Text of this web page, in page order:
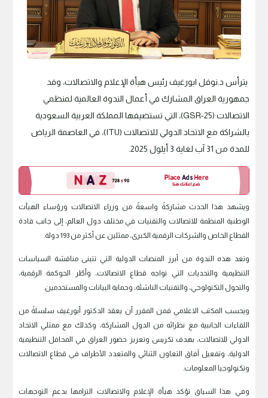
يترأس د.نوفل ابورغيف رئيس هيأة الإعلام والاتصالات، وفد
جمهورية العراق المشارك في أعمال الندوة العالمية لمنظمي
الاتصالات (GSR-25)، التي تستضيفها المملكة العربية السعودية
بالشراكة مع الاتحاد الدولي للاتصالات (ITU)، في العاصمة الرياض
للمدة من 31 آب لغاية 3 أيلول 2025.
ويشهد هذا الحدث مشاركةً واسعةً من وزراء الاتصالات ورؤساء الهيآت
الوطنية المنظمة للاتصالات والتقنيات في مختلف دول العالم، إلى جانب قادة
القطاع الخاص والشركات الرقمية الكبرى، ممثلين عن أكثر من 193 دولة.
وتعد هذه الندوة من أبرز المنصات الدولية التي تتبنى مناقشة السياسات
التنظيمية والتحديات التي تواجه قطاع الاتصالات، وأطُر الحوكمة الرقمية،
والتحول التكنولوجي، والتقنيات الناشئة، وحماية البيانات والمستخدمين.
وبحسب المكتب الاعلامي فمن المقرر أن يعقد الدكتور أبورغيف سلسلةً من
اللقاءات الجانبية مع نظرائه من الدول المشاركة، وكذلك مع ممثلي الاتحاد
الدولي للاتصالات، بهدف تكريس وتعزيز حضور العراق في المحافل التنظيمية
الدولية، وتفعيل آفاق التعاون الثنائي والمتعدد الأطراف في قطاع الاتصالات
وتكنولوجيا المعلومات.
وفي هذا السياق تؤكد هيأة الإعلام والاتصالات التزامها بدعم التوجهات